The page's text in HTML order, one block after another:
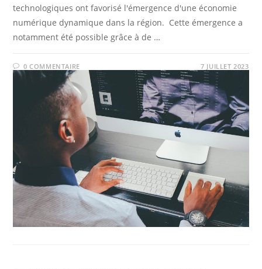
technologiques ont favorisé l'émergence d'une économie
numérique dynamique dans la région. Cette émergence a
notamment été possible grâce à de …
0 COMMENTAIRE 7 JUILLET 2023